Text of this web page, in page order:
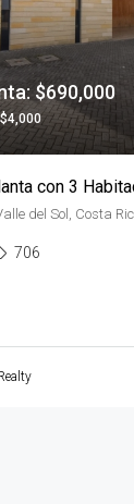
$690,000
del Sol, Costa
706